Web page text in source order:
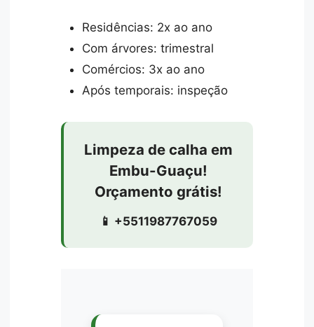
Residências: 2x ao ano
Com árvores: trimestral
Comércios: 3x ao ano
Após temporais: inspeção
Limpeza de calha em
Embu-Guaçu!
Orçamento grátis!
📱 +5511987767059